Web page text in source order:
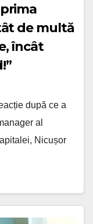
prima
de multă
încât
după ce a
al
Nicușor